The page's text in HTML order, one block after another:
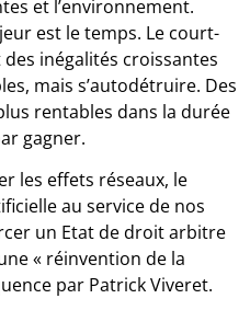
et l’environnement.
est le temps. Le court-
inégalités croissantes
mais s’autodétruire. Des
rentables dans la durée
gagner.
les effets réseaux, le
au service de nos
un Etat de droit arbitre
« réinvention de la
par Patrick Viveret.